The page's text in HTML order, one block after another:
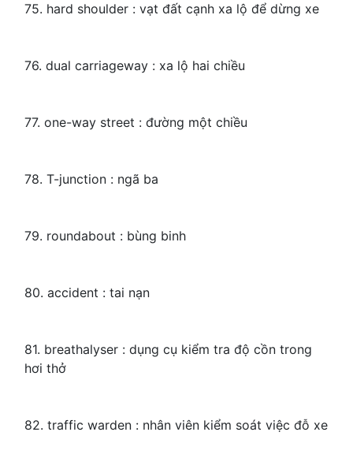
75. hard shoulder : vạt đất cạnh xa lộ để dừng xe
76. dual carriageway : xa lộ hai chiều
77. one-way street : đường một chiều
78. T-junction : ngã ba
79. roundabout : bùng binh
80. accident : tai nạn
81. breathalyser : dụng cụ kiểm tra độ cồn trong
hơi thở
82. traffic warden : nhân viên kiểm soát việc đỗ xe